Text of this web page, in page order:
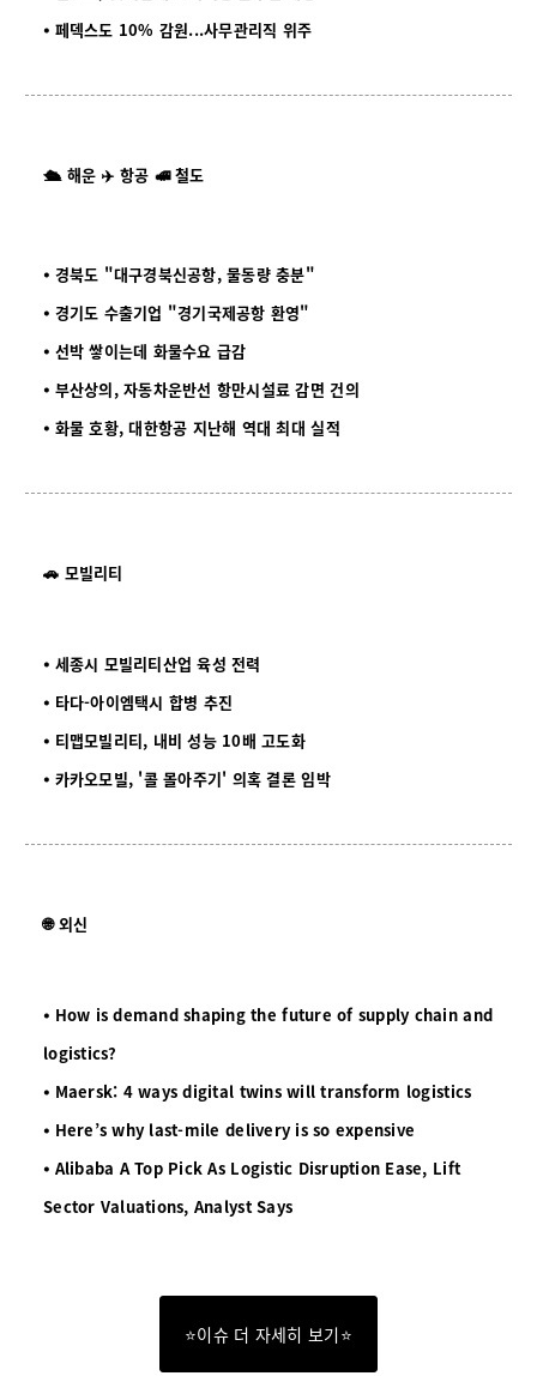
⦁ 페덱스도 10% 감원...사무관리직 위주
🛳️ 해운 ✈️ 항공 🚅 철도
⦁ 경북도 "대구경북신공항, 물동량 충분"
⦁ 경기도 수출기업 "경기국제공항 환영"
⦁ 선박 쌓이는데 화물수요 급감
⦁ 부산상의, 자동차운반선 항만시설료 감면 건의
⦁ 화물 호황, 대한항공 지난해 역대 최대 실적
🚗 모빌리티
⦁ 세종시 모빌리티산업 육성 전력
⦁ 타다-아이엠택시 합병 추진
⦁ 티맵모빌리티, 내비 성능 10배 고도화
⦁ 카카오모빌, '콜 몰아주기' 의혹 결론 임박
🌐 외신
⦁ How is demand shaping the future of supply chain and
logistics?
⦁ Maersk: 4 ways digital twins will transform logistics
⦁ Here’s why last-mile delivery is so expensive
⦁ Alibaba A Top Pick As Logistic Disruption Ease, Lift
Sector Valuations, Analyst Says
⭐이슈 더 자세히 보기⭐